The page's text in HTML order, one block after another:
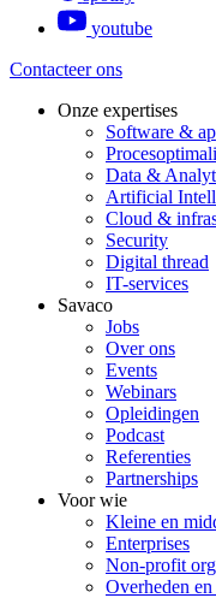
youtube
Contacteer ons
Onze expertises
Software &
Data &
Artificial
Cloud &
Security
Digital thread
IT-services
Savaco
Jobs
Over ons
Events
Webinars
Opleidingen
Podcast
Referenties
Partnerships
Voor wie
Kleine en
Enterprises
Non-profit
Overheden